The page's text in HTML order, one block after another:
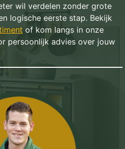
wil verdelen zonder grote
logische eerste stap. Bekijk
of kom langs in onze
persoonlijk advies over jouw